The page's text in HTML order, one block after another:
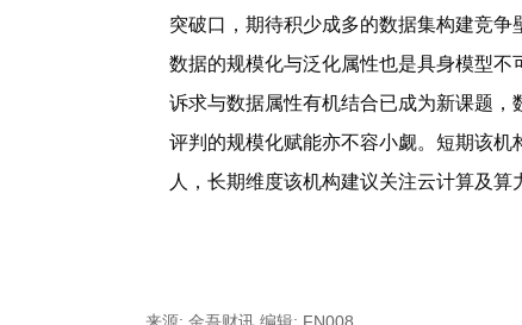
突破口，期待积少成多的数据集构建竞
数据的规模化与泛化属性也是具身模型
诉求与数据属性有机结合已成为新课题
评判的规模化赋能亦不容小觑。短期该
人，长期维度该机构建议关注云计算及算
来源: 金吾财讯 编辑: FN008